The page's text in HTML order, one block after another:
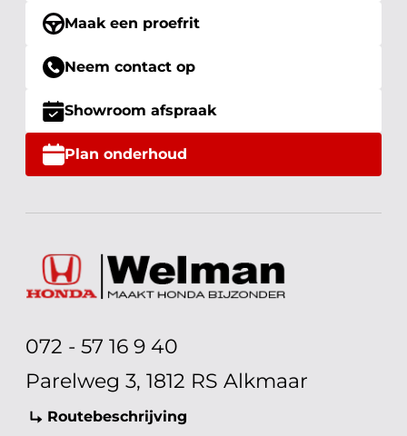
Maak een proefrit
Neem contact op
Showroom afspraak
Plan onderhoud
072 - 57 16 9 40
Parelweg 3, 1812 RS Alkmaar
Routebeschrijving